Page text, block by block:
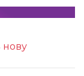
нову